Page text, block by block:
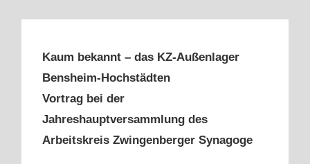
Kaum bekannt – das KZ-Außenlager
Bensheim-Hochstädten
Vortrag bei der
Jahreshauptversammlung des
Arbeitskreis Zwingenberger Synagoge